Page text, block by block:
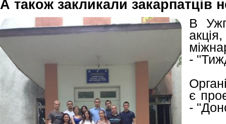
А також закликали закарпатців
В
-
є
-